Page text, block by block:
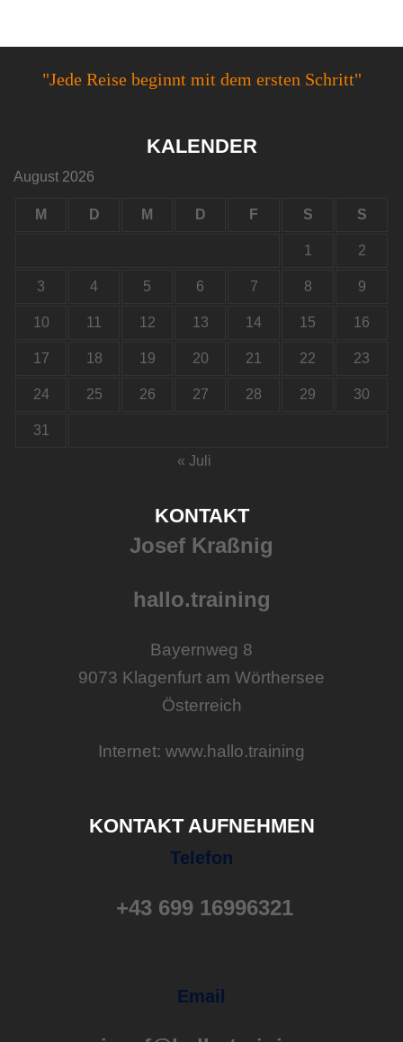
"Jede Reise beginnt mit dem ersten Schritt"
KALENDER
August 2026
M D M D F S S
1 2
3 4 5 6 7 8 9
10 11 12 13 14 15 16
17 18 19 20 21 22 23
24 25 26 27 28 29 30
31
« Juli
KONTAKT
Josef Kraßnig
hallo.training
Bayernweg 8
9073 Klagenfurt am Wörthersee
Österreich
Internet: www.hallo.training
KONTAKT AUFNEHMEN
Telefon
+43 699 16996321
Email